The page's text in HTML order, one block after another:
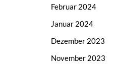
Februar 2024
Januar 2024
Dezember 2023
November 2023